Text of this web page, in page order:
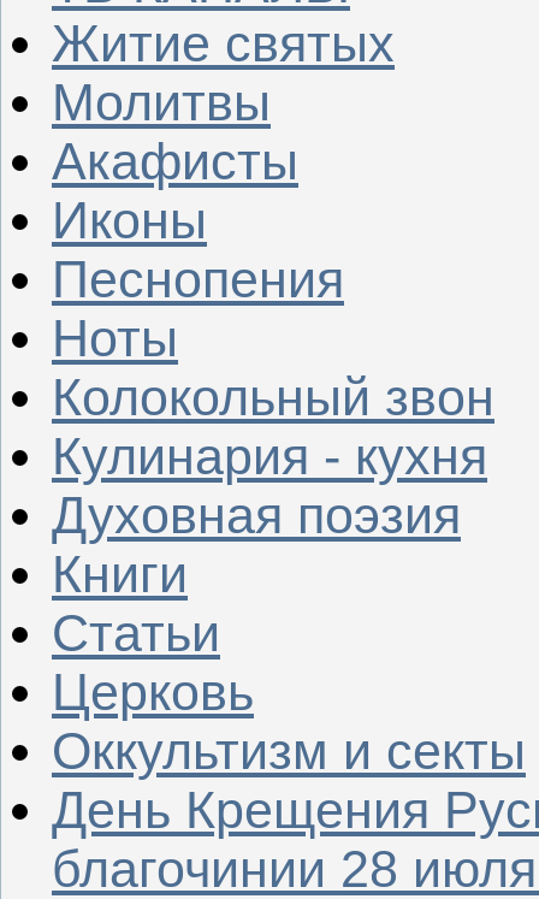
Житие святых
Молитвы
Акафисты
Иконы
Песнопения
Ноты
Колокольный звон
Кулинария - кухня
Духовная поэзия
Книги
Статьи
Церковь
Оккультизм и секты
День Крещения
благочинии 28